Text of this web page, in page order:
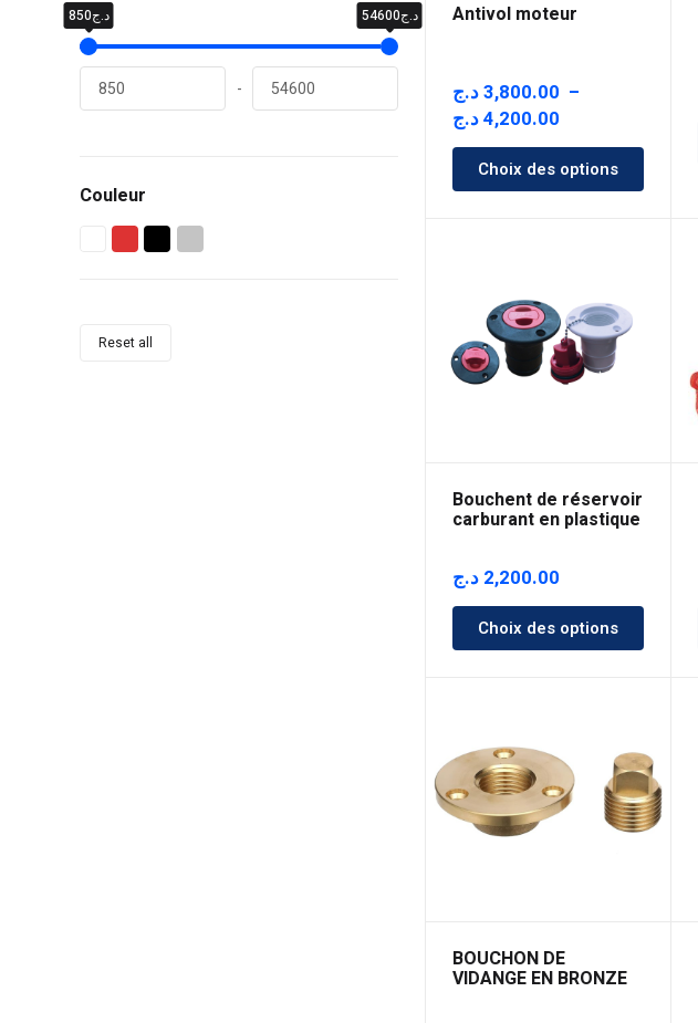
د.ج850 د.ج54600
-
Couleur
Reset all
Antivol moteur
3,800.00د.ج
–
4,200.00د.ج
de
prix :
3,800.00 د.ج
Choix des options
Bouchent de réservoir
carburant en plastique
2,200.00 د.ج
Choix des options
BOUCHON DE
VIDANGE EN BRONZE